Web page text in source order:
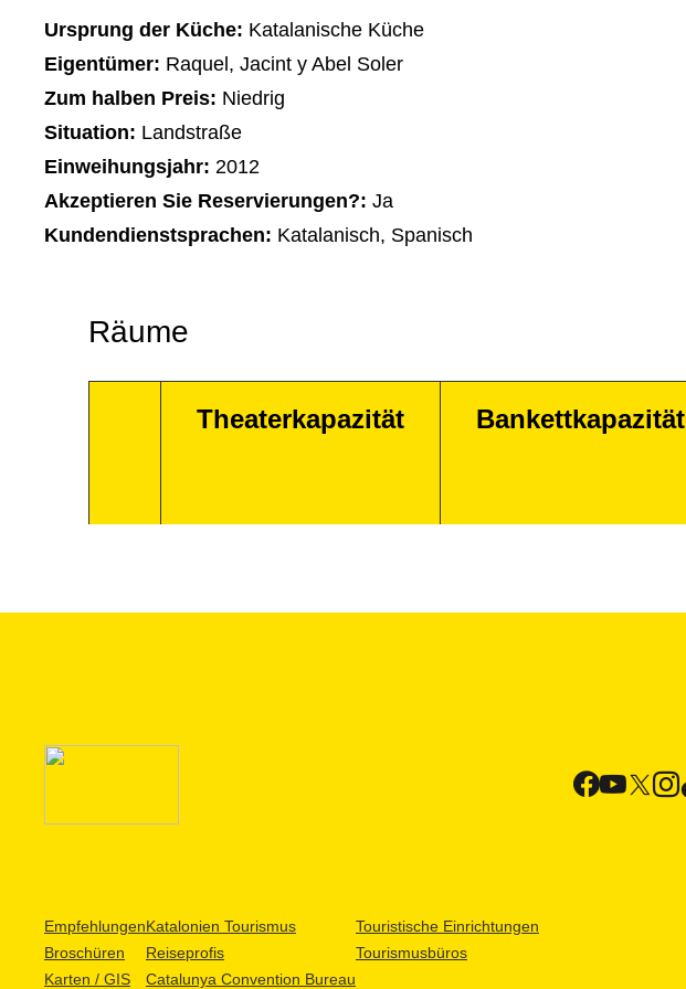
Ursprung der Küche: Katalanische Küche
Eigentümer: Raquel, Jacint y Abel Soler
Zum halben Preis: Niedrig
Situation: Landstraße
Einweihungsjahr: 2012
Akzeptieren Sie Reservierungen?: Ja
Kundendienstsprachen: Katalanisch, Spanisch
Räume
Theaterkapazität Bankettkapazität
Empfehlungen
Broschüren
Karten / GIS
Katalonien Tourismus
Reiseprofis
Catalunya Convention Bureau
Touristische Einrichtungen
Tourismusbüros